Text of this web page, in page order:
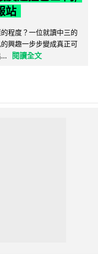
站
程度？一位就讀中三的
興趣一步步變成真正可
閱讀全文